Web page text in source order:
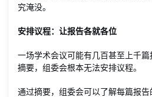
究淹没。
安排议程：让报告各就各位
一场学术会议可能有几百甚至上千
摘要，组委会根本无法安排议程。
通过摘要，组委会可以了解每篇报